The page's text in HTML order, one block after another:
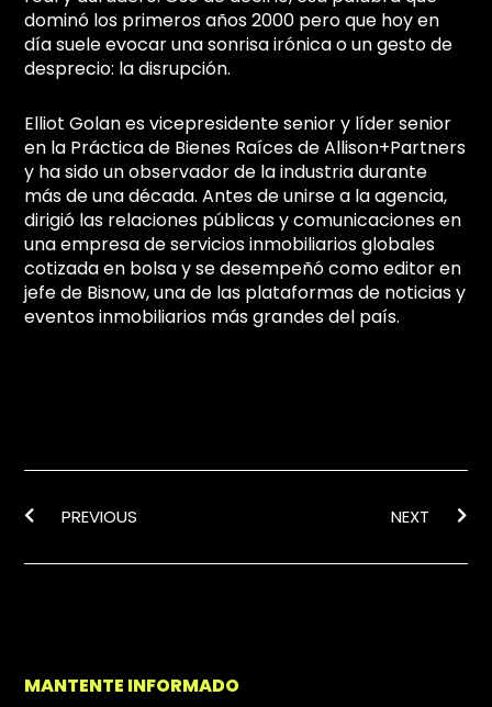
dominó los primeros años 2000 pero que hoy en
día suele evocar una sonrisa irónica o un gesto de
desprecio: la disrupción.
Elliot Golan es vicepresidente senior y líder senior
en la Práctica de Bienes Raíces de Allison+Partners
y ha sido un observador de la industria durante
más de una década. Antes de unirse a la agencia,
dirigió las relaciones públicas y comunicaciones en
una empresa de servicios inmobiliarios globales
cotizada en bolsa y se desempeñó como editor en
jefe de Bisnow, una de las plataformas de noticias y
eventos inmobiliarios más grandes del país.
PREVIOUS
NEXT
MANTENTE INFORMADO